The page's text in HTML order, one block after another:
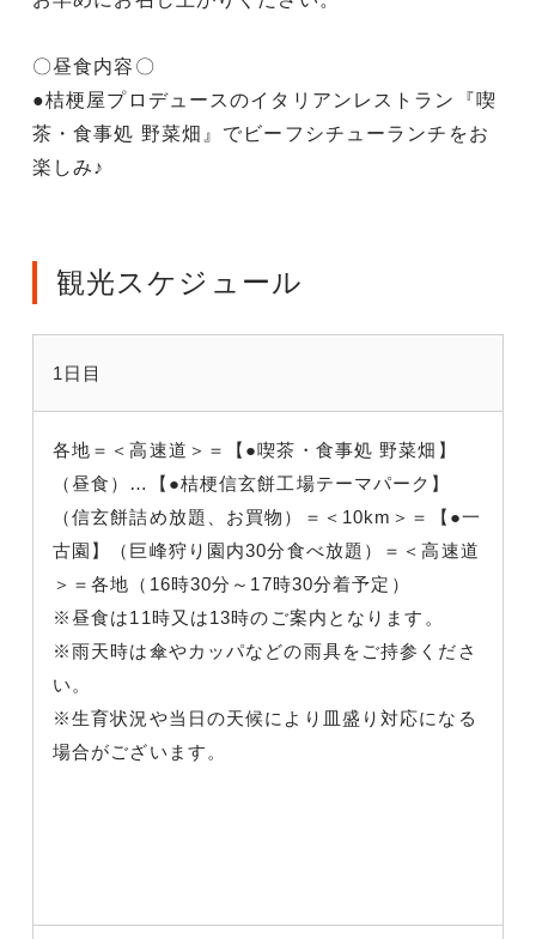
〇昼食内容〇
●桔梗屋プロデュースのイタリアンレストラン『喫
茶・食事処 野菜畑』でビーフシチューランチをお
楽しみ♪
観光スケジュール
1日目
各地＝＜高速道＞＝【●喫茶・食事処 野菜畑】
（昼食）…【●桔梗信玄餅工場テーマパーク】
（信玄餅詰め放題、お買物）＝＜10km＞＝【●一
古園】（巨峰狩り園内30分食べ放題）＝＜高速道
＞＝各地（16時30分～17時30分着予定）
※昼食は11時又は13時のご案内となります。
※雨天時は傘やカッパなどの雨具をご持参くださ
い。
※生育状況や当日の天候により皿盛り対応になる
場合がございます。